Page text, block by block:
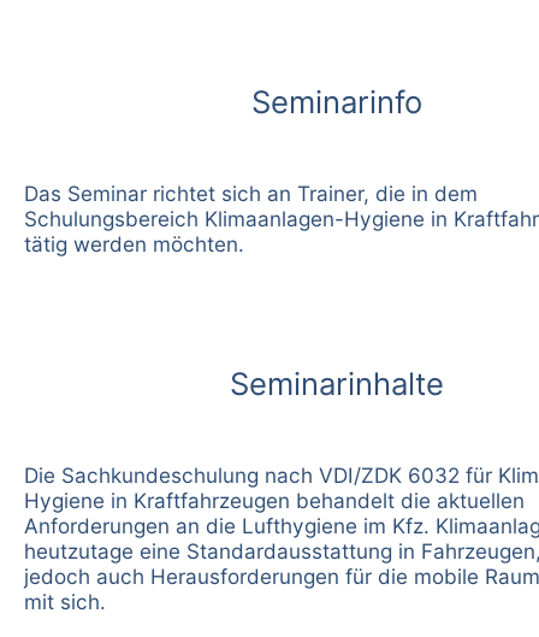
Seminarinfo
Das Seminar richtet sich an Trainer, die in dem
Schulungsbereich Klimaanlagen-Hygiene in
tätig werden möchten.
Seminarinhalte
Die Sachkundeschulung nach VDI/ZDK 6032 für
Hygiene in Kraftfahrzeugen behandelt die aktuellen
Anforderungen an die Lufthygiene im Kfz.
heutzutage eine Standardausstattung in
jedoch auch Herausforderungen für die mobile
mit sich.